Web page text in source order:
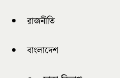
রাজনীতি
বাংলাদেশ